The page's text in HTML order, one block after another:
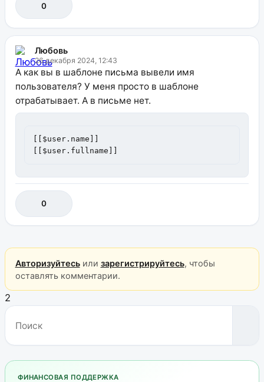
0
Любовь
26 декабря 2024, 12:43
А как вы в шаблоне письма вывели имя
пользователя? У меня просто в шаблоне
отрабатывает. А в письме нет.
[[$user.name]]
[[$user.fullname]]
0
Авторизуйтесьили зарегистрируйтесь, чтобы
оставлять комментарии.
2
ФИНАНСОВАЯ ПОДДЕРЖКА